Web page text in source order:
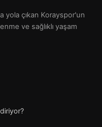
yola çıkan Korayspor'un
ve sağlıklı yaşam